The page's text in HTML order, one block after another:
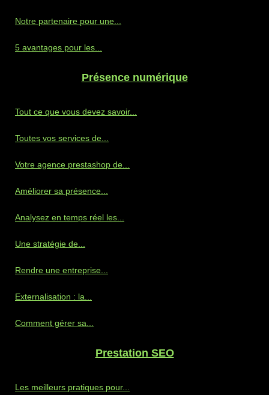
Notre partenaire pour une...
5 avantages pour les...
Présence numérique
Tout ce que vous devez savoir...
Toutes vos services de...
Votre agence prestashop de...
Améliorer sa présence...
Analysez en temps réel les...
Une stratégie de...
Rendre une entreprise...
Externalisation : la...
Comment gérer sa...
Prestation SEO
Les meilleurs pratiques pour...